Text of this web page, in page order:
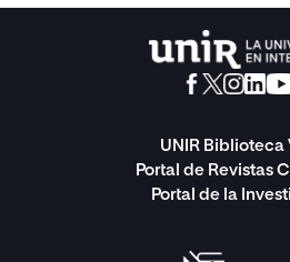
UNIR Biblioteca
Portal de Revistas
Portal de la